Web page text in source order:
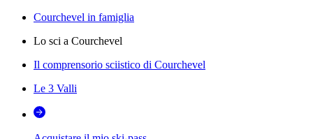
Courchevel in famiglia
Lo sci a Courchevel
Il comprensorio sciistico di Courchevel
Le 3 Valli